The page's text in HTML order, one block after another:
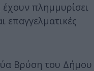
πλημμυρίσει
επαγγελματικές
Βρύση του Δήμου